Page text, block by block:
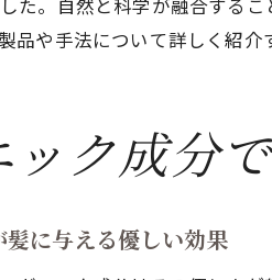
八軒
た。自然と科学が融合する
品や手法について詳しく紹介
ック成分
に与える優しい効果